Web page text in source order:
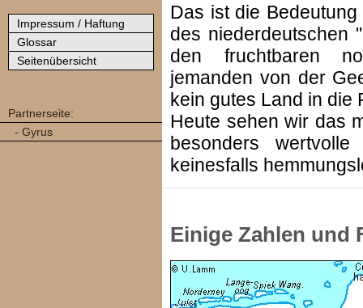
Impressum / Haftung
Glossar
Seitenübersicht
Partnerseite:
- Gyrus
Das ist die
des niederdeutschen
den fruchtbaren
jemanden von der
kein gutes Land in die
Heute sehen wir das
besonders
keinesfalls
Einige Zahlen und